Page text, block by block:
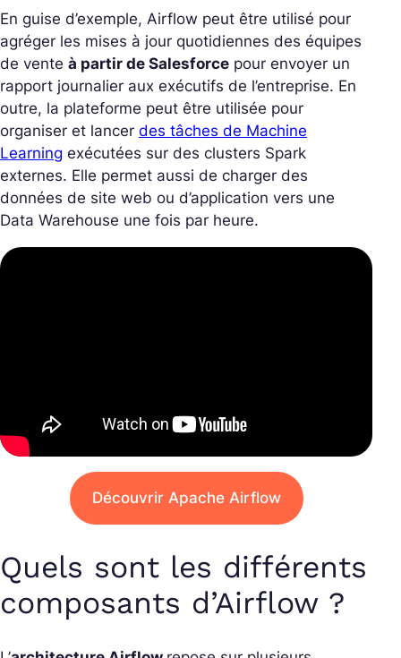
En guise d’exemple, Airflow peut être utilisé pour
agréger les mises à jour quotidiennes des équipes
de vente à partir de Salesforce pour envoyer un
rapport journalier aux exécutifs de l’entreprise. En
outre, la plateforme peut être utilisée pour
organiser et lancer des tâches de Machine
Learning exécutées sur des clusters Spark
externes. Elle permet aussi de charger des
données de site web ou d’application vers une
Data Warehouse une fois par heure.
Découvrir Apache Airflow
Quels sont les différents
composants d’Airflow ?